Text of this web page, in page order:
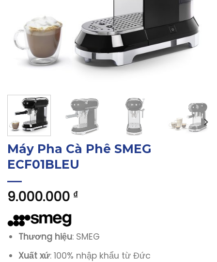
Máy Pha Cà Phê SMEG
ECF01BLEU
9.000.000 ₫
Thương hiệu: SMEG
Xuất xứ: 100% nhập khẩu từ Đức